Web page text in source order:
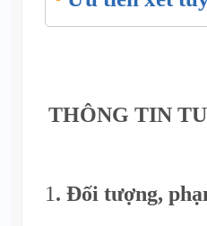
THÔNG TIN
1. Đối tượng,